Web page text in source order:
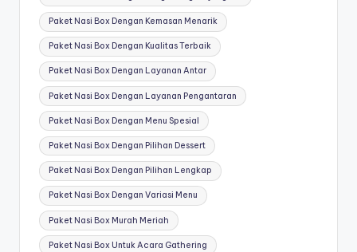
Paket Nasi Box Dengan Kemasan Menarik
Paket Nasi Box Dengan Kualitas Terbaik
Paket Nasi Box Dengan Layanan Antar
Paket Nasi Box Dengan Layanan Pengantaran
Paket Nasi Box Dengan Menu Spesial
Paket Nasi Box Dengan Pilihan Dessert
Paket Nasi Box Dengan Pilihan Lengkap
Paket Nasi Box Dengan Variasi Menu
Paket Nasi Box Murah Meriah
Paket Nasi Box Untuk Acara Gathering